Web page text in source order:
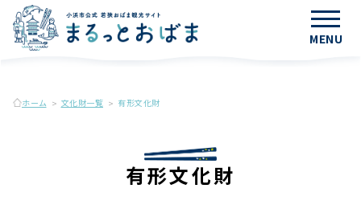
MENU
ホーム 文化財一覧 有形文化財
有形文化財